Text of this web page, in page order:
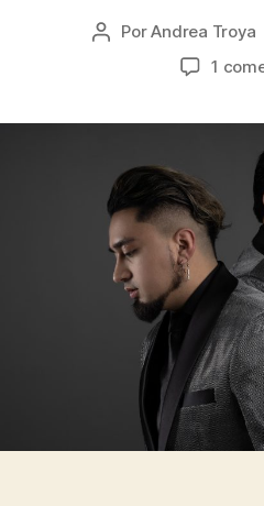
Autor
PorAndrea Troya
1